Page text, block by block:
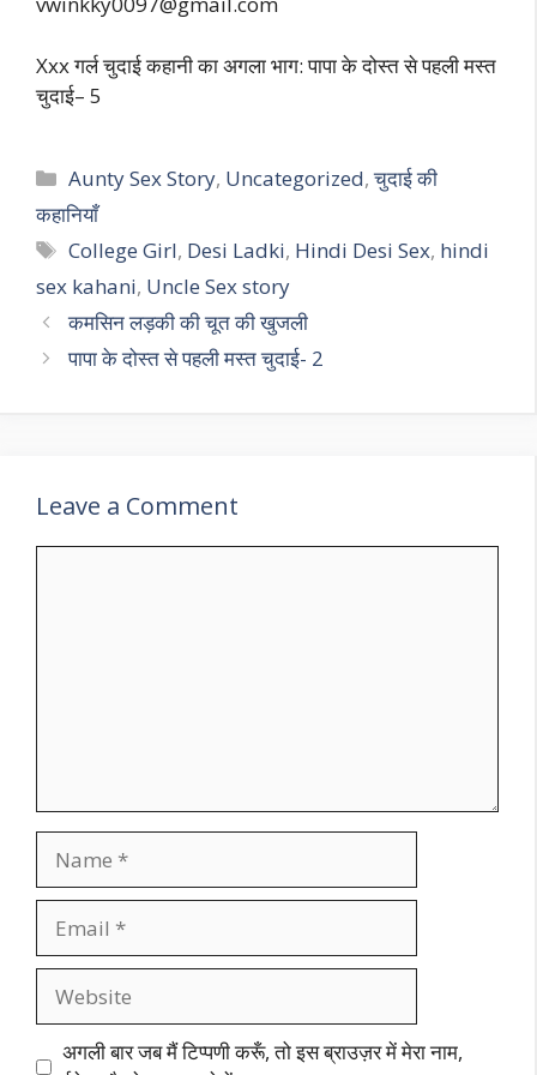
Xxx गर्ल चुदाई कहानी का अगला भाग: पापा के दोस्त से पहली मस्त
चुदाई– 5
Categories
Aunty Sex Story, Uncategorized,चुदाई की
कहानियाँ
Tags
College Girl, Desi Ladki, Hindi Desi Sex, hindi
sex kahani, Uncle Sex story
कमसिन लड़की की चूत की खुजली
पापा के दोस्त से पहली मस्त चुदाई- 2
Leave a Comment
अगली बार जब मैं टिप्पणी करूँ, तो इस ब्राउज़र में मेरा नाम,